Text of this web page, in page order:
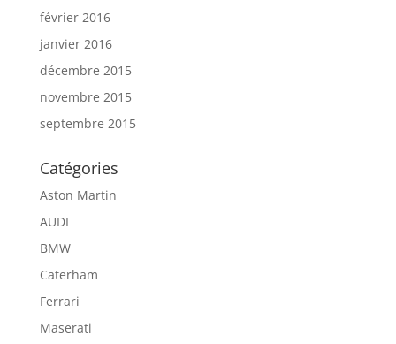
février 2016
janvier 2016
décembre 2015
novembre 2015
septembre 2015
Catégories
Aston Martin
AUDI
BMW
Caterham
Ferrari
Maserati